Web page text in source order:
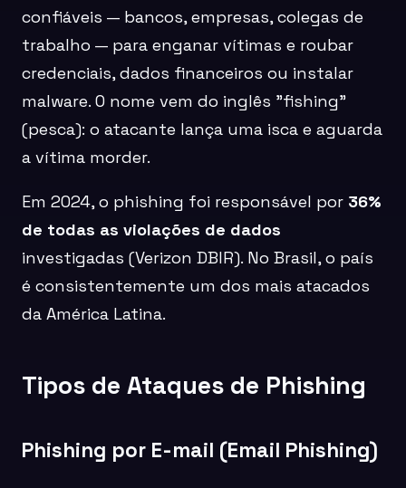
confiáveis — bancos, empresas, colegas de
trabalho — para enganar vítimas e roubar
credenciais, dados financeiros ou instalar
malware. O nome vem do inglês "fishing"
(pesca): o atacante lança uma isca e aguarda
a vítima morder.
Em 2024, o phishing foi responsável por 36%
de todas as violações de dados
investigadas (Verizon DBIR). No Brasil, o país
é consistentemente um dos mais atacados
da América Latina.
Tipos de Ataques de Phishing
Phishing por E-mail (Email Phishing)